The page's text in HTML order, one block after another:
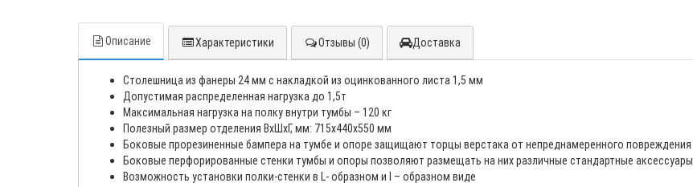
Описание Характеристики Отзывы (0) Доставка
Столешница из фанеры 24 мм с накладкой из оцинкованного листа 1,5 мм
Допустимая распределенная нагрузка до 1,5т
Максимальная нагрузка на полку внутри тумбы – 120 кг
Полезный размер отделения ВхШхГ, мм: 715х440х550 мм
Боковые прорезиненные бампера на тумбе и опоре защищают торцы верстака от непреднамеренного повреждения
Боковые перфорированные стенки тумбы и опоры позволяют размещать на них различные стандартные аксессуары
Возможность установки полки-стенки в L- образном и I – образном виде